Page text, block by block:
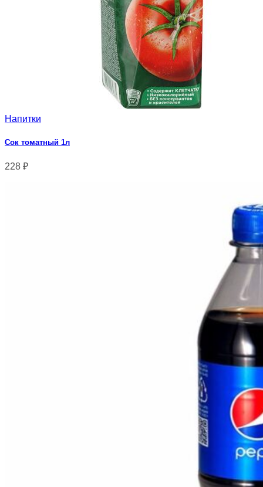
Напитки
Сок томатный 1л
228 ₽